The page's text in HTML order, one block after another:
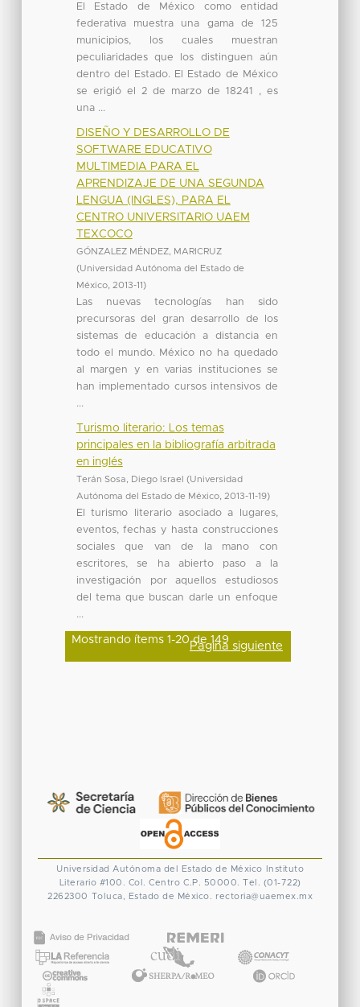
El Estado de México como entidad
federativa muestra una gama de 125
municipios, los cuales muestran
peculiaridades que los distinguen aún
dentro del Estado. El Estado de México
se erigió el 2 de marzo de 18241 , es
una ...
DISEÑO Y DESARROLLO DE
SOFTWARE EDUCATIVO
MULTIMEDIA PARA EL
APRENDIZAJE DE UNA SEGUNDA
LENGUA (INGLES), PARA EL
CENTRO UNIVERSITARIO UAEM
TEXCOCO
GÓNZALEZ MÉNDEZ, MARICRUZ
(Universidad Autónoma del Estado de
México, 2013-11)
Las nuevas tecnologías han sido
precursoras del gran desarrollo de los
sistemas de educación a distancia en
todo el mundo. México no ha quedado
al margen y en varias instituciones se
han implementado cursos intensivos de
...
Turismo literario: Los temas
principales en la bibliografía arbitrada
en inglés
Terán Sosa, Diego Israel (Universidad
Autónoma del Estado de México, 2013-11-19)
El turismo literario asociado a lugares,
eventos, fechas y hasta construcciones
sociales que van de la mano con
escritores, se ha abierto paso a la
investigación por aquellos estudiosos
del tema que buscan darle un enfoque
...
Mostrando ítems 1-20 de 149Página siguiente
Universidad Autónoma del Estado de México
Instituto
Literario #100. Col. Centro C.P. 50000. Tel. (01-722)
2262300 Toluca, Estado de México. rectoria@uaemex.mx